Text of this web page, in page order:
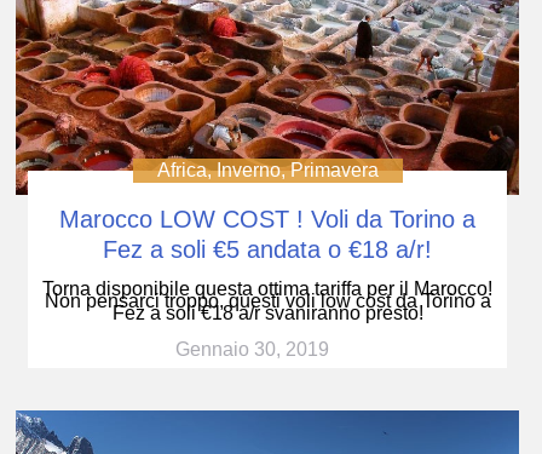
Africa,Inverno,Primavera
Marocco LOW COST ! Voli da Torino a
Fez a soli €5 andata o €18 a/r!
Torna disponibile questa ottima tariffa per il Marocco!
Non pensarci troppo, questi voli low cost da Torino a
Fez a soli €18 a/r svaniranno presto!
Gennaio 30, 2019